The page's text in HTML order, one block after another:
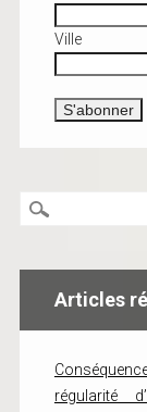
Ville
Articles
régularité